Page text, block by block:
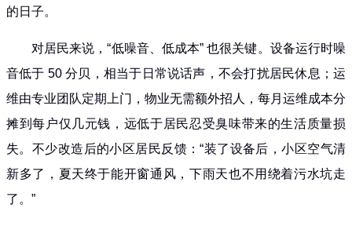
的日子。
对居民来说，“低噪音、低成本” 也很关键。设备运行时噪
音低于 50 分贝，相当于日常说话声，不会打扰居民休息；运
维由专业团队定期上门，物业无需额外招人，每月运维成本分
摊到每户仅几元钱，远低于居民忍受臭味带来的生活质量损
失。不少改造后的小区居民反馈：“装了设备后，小区空气清
新多了，夏天终于能开窗通风，下雨天也不用绕着污水坑走
了。”